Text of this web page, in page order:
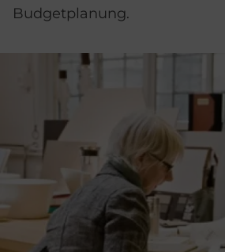
Budgetplanung.